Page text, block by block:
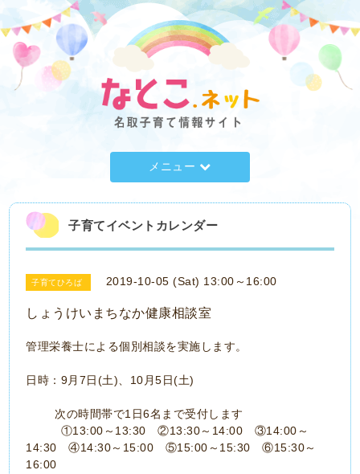
メニュー
子育てイベントカレンダー
子育てひろば 2019-10-05 (Sat) 13:00～16:00
しょうけいまちなか健康相談室
管理栄養士による個別相談を実施します。
日時：9月7日(土)、10月5日(土)
次の時間帯で1日6名まで受付します
①13:00～13:30 ②13:30～14:00 ③14:00～
14:30 ④14:30～15:00 ⑤15:00～15:30 ⑥15:30～
16:00